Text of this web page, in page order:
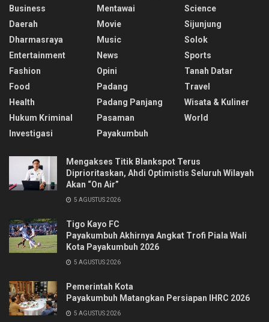
Business
Daerah
Dharmasraya
Entertainment
Fashion
Food
Health
Hukum Kriminal
Investigasi
Mentawai
Movie
Music
News
Opini
Padang
Padang Panjang
Pasaman
Payakumbuh
Science
Sijunjung
Solok
Sports
Tanah Datar
Travel
Wisata & Kuliner
World
Mengakses Titik Blankspot Terus
Diprioritaskan, Ahdi Optimistis Seluruh Wilayah
Akan “On Air”
5 AGUSTUS 2026
Tigo Kayo FC
Payakumbuh Akhirnya Angkat Trofi Piala Wali
Kota Payakumbuh 2026
5 AGUSTUS 2026
Pemerintah Kota
Payakumbuh Matangkan Persiapan IHRC 2026
5 AGUSTUS 2026